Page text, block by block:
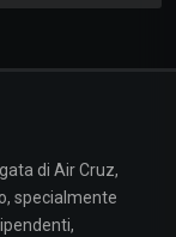
di Air Cruz,
specialmente